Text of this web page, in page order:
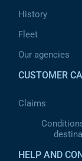
History
Fleet
Our agencies
CUSTOMER
Claims
HELP AND